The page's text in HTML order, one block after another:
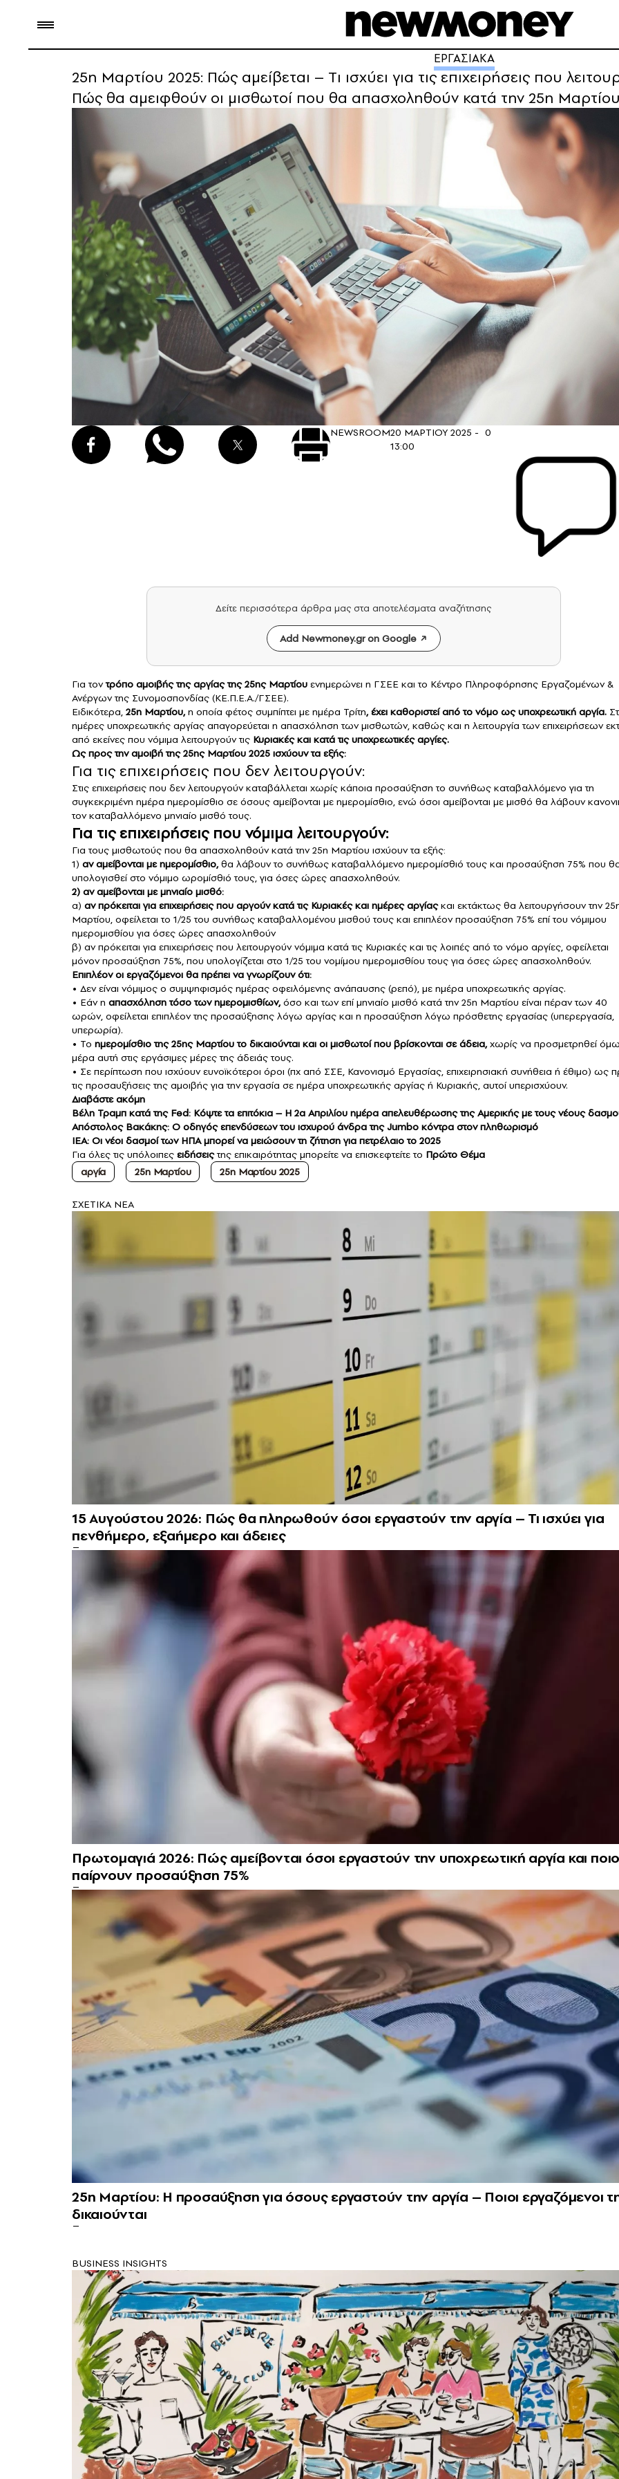
ΕΡΓΑΣΙΑΚΑ
25η Μαρτίου 2025: Πώς αμείβεται – Tι ισχύει για τις επιχειρήσεις που
Πώς θα αμειφθούν οι μισθωτοί που θα απασχοληθούν κατά την 25η
NEWSROOM20 ΜΑΡΤΙΟΥ 2025 -
13:00
0
Δείτε περισσότερα άρθρα μας στα αποτελέσματα αναζήτησης
Add Newmoney.gr on Google
Για τοντρόπο αμοιβής τηςαργίαςτης25ης Μαρτίου ενημερώνει η ΓΣΕΕ και το Κέντρο Πληροφόρησης Εργαζομένων &
Ανέργων της Συνομοσπονδίας (ΚΕ.Π.Ε.Α./ΓΣΕΕ).
Ειδικότερα, 25η Μαρτίου,η οποία φέτος συμπίπτει με ημέρα Τρίτη, έχει καθοριστεί από το νόμο ως υποχρεωτική αργία.
ημέρες υποχρεωτικής αργίας απαγορεύεται η απασχόληση των μισθωτών, καθώς και η λειτουργία των επιχειρήσεων
από εκείνες που νόμιμα λειτουργούν τις Κυριακές και κατά τις υποχρεωτικές αργίες.
Ως προς την αμοιβή της 25ης Μαρτίου 2025 ισχύουν τα εξής:
Για τις επιχειρήσεις που δεν λειτουργούν:
Στις επιχειρήσεις που δεν λειτουργούν καταβάλλεται χωρίς κάποια προσαύξηση το συνήθως καταβαλλόμενο για τη
συγκεκριμένη ημέρα ημερομίσθιο σε όσους αμείβονται με ημερομίσθιο, ενώ όσοι αμείβονται με μισθό θα λάβουν
τον καταβαλλόμενο μηνιαίο μισθό τους.
Για τις επιχειρήσεις που νόμιμα λειτουργούν:
Για τους μισθωτούς που θα απασχοληθούν κατά την 25η Μαρτίου ισχύουν τα εξής:
1) αν αμείβονται με ημερομίσθιο,θα λάβουν το συνήθως καταβαλλόμενο ημερομίσθιό τους και προσαύξηση 75% που
υπολογισθεί στο νόμιμο ωρομίσθιό τους, για όσες ώρες απασχοληθούν.
2) αν αμείβονται με μηνιαίο μισθό:
α) αν πρόκειται για επιχειρήσεις που αργούν κατά τις Κυριακές και ημέρες αργίαςκαι εκτάκτως θα λειτουργήσουν την
Μαρτίου, οφείλεται το 1/25 του συνήθως καταβαλλομένου μισθού τους και επιπλέον προσαύξηση 75% επί του νόμιμου
ημερομισθίου για όσες ώρες απασχοληθούν
β) αν πρόκειται για επιχειρήσεις που λειτουργούν νόμιμα κατά τις Κυριακές και τις λοιπές από το νόμο αργίες, οφείλεται
μόνον προσαύξηση 75%, που υπολογίζεται στο 1/25 του νομίμου ημερομισθίου τους για όσες ώρες απασχοληθούν.
Επιπλέον οι εργαζόμενοι θα πρέπει να γνωρίζουν ότι:
• Δεν είναι νόμιμος ο συμψηφισμός ημέρας οφειλόμενης ανάπαυσης (ρεπό), με ημέρα υποχρεωτικής αργίας.
• Εάν η απασχόληση τόσο των ημερομισθίων,όσο και των επί μηνιαίο μισθό κατά την 25η Μαρτίου είναι πέραν των 40
ωρών, οφείλεται επιπλέον της προσαύξησης λόγω αργίας και η προσαύξηση λόγω πρόσθετης εργασίας (υπερεργασία,
υπερωρία).
• Το ημερομίσθιο της 25ης Μαρτίου το δικαιούνται και οι μισθωτοί που βρίσκονται σε άδεια,χωρίς να προσμετρηθεί
μέρα αυτή στις εργάσιμες μέρες της άδειάς τους.
• Σε περίπτωση που ισχύουν ευνοϊκότεροι όροι (πχ από ΣΣΕ, Κανονισμό Εργασίας, επιχειρησιακή συνήθεια ή έθιμο) ως
τις προσαυξήσεις της αμοιβής για την εργασία σε ημέρα υποχρεωτικής αργίας ή Κυριακής, αυτοί υπερισχύουν.
Διαβάστε ακόμη
Βέλη Τραμπ κατά της Fed: Κόψτε τα επιτόκια – Η 2α Απριλίου ημέρα απελευθέρωσης της Αμερικής με τους νέους
Απόστολος Βακάκης: Ο oδηγός επενδύσεων του ισχυρού άνδρα της Jumbo κόντρα στον πληθωρισμό
IEA: Οι νέοι δασμοί των ΗΠΑ μπορεί να μειώσουν τη ζήτηση για πετρέλαιο το 2025
Για όλες τις υπόλοιπες ειδήσειςτης επικαιρότητας μπορείτε να επισκεφτείτε το Πρώτο Θέμα
αργία
25η Μαρτίου 25η Μαρτίου 2025
ΣXETIKA NEA
15 Αυγούστου 2026: Πώς θα πληρωθούν όσοι εργαστούν την αργία – Τι ισχύει για
πενθήμερο, εξαήμερο και άδειες
Πρωτομαγιά 2026: Πώς αμείβονται όσοι εργαστούν την υποχρεωτική αργία και
παίρνουν προσαύξηση 75%
25η Μαρτίου: Η προσαύξηση για όσους εργαστούν την αργία – Ποιοι εργαζόμενοι
δικαιούνται
BUSINESS INSIGHTS